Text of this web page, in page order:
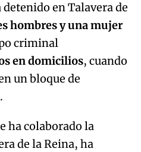
en Talavera de
hombres y una mujer
criminal
en domicilios, cuando
un bloque de
ha colaborado la
de la Reina, ha